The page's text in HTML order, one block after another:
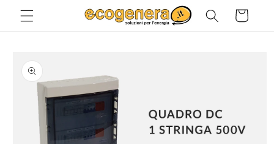
direttamente
Carrello
informazioni
sul prodotto